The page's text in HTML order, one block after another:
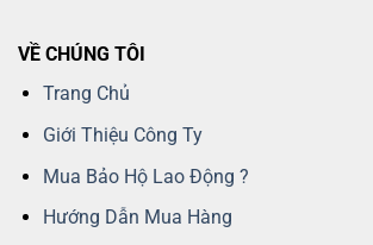
VỀ CHÚNG TÔI
Trang Chủ
Giới Thiệu Công Ty
Mua Bảo Hộ Lao Động ?
Hướng Dẫn Mua Hàng